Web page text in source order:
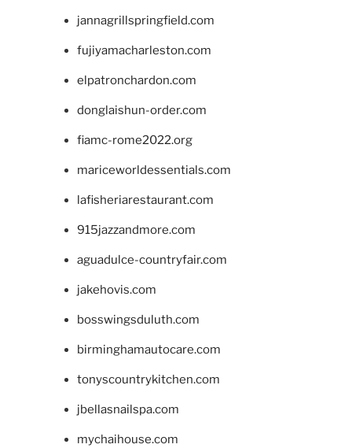
jannagrillspringfield.com
fujiyamacharleston.com
elpatronchardon.com
donglaishun-order.com
fiamc-rome2022.org
mariceworldessentials.com
lafisheriarestaurant.com
915jazzandmore.com
aguadulce-countryfair.com
jakehovis.com
bosswingsduluth.com
birminghamautocare.com
tonyscountrykitchen.com
jbellasnailspa.com
mychaihouse.com